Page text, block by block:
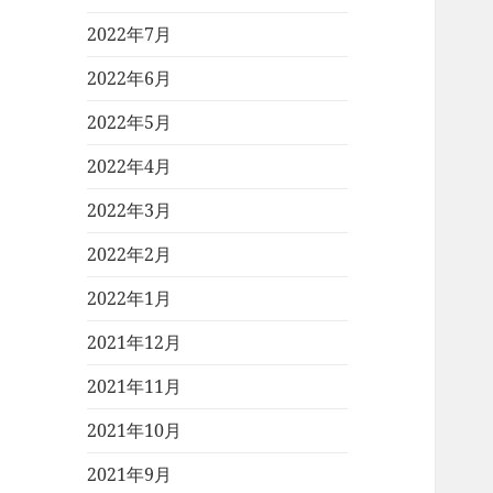
2022年7月
2022年6月
2022年5月
2022年4月
2022年3月
2022年2月
2022年1月
2021年12月
2021年11月
2021年10月
2021年9月